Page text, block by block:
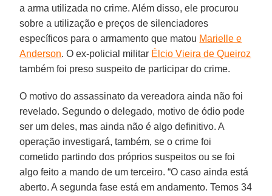
a arma utilizada no crime. Além disso, ele procurou
sobre a utilização e preços de silenciadores
específicos para o armamento que matou Marielle e
Anderson. O ex-policial militar Élcio Vieira de Queiroz
também foi preso suspeito de participar do crime.
O motivo do assassinato da vereadora ainda não foi
revelado. Segundo o delegado, motivo de ódio pode
ser um deles, mas ainda não é algo definitivo. A
operação investigará, também, se o crime foi
cometido partindo dos próprios suspeitos ou se foi
algo feito a mando de um terceiro. “O caso ainda está
aberto. A segunda fase está em andamento. Temos 34